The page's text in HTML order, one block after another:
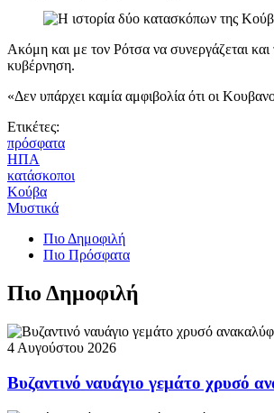
Ακόμη και με τον Ρότσα να συνεργάζεται και
κυβέρνηση.
«Δεν υπάρχει καμία αμφιβολία ότι οι
Ετικέτες:
πρόσφατα
ΗΠΑ
κατάσκοποι
Κούβα
Μυστικά
Πιο Δημοφιλή
Πιο Πρόσφατα
Πιο Δημοφιλή
4 Αυγούστου 2026
Βυζαντινό ναυάγιο γεμάτο χρυσό